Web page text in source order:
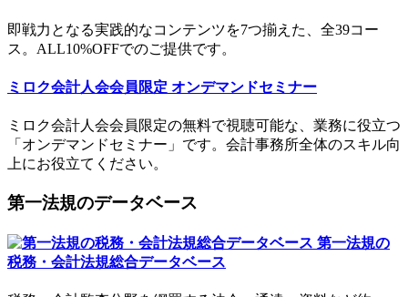
即戦力となる実践的なコンテンツを7つ揃えた、全39コー
ス。ALL10%OFFでのご提供です。
ミロク会計人会会員限定 オンデマンドセミナー
ミロク会計人会会員限定の無料で視聴可能な、業務に役立つ
「オンデマンドセミナー」です。会計事務所全体のスキル向
上にお役立てください。
第一法規のデータベース
第一法規の
税務・会計法規総合データベース